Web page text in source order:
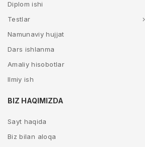
Diplom ishi
Testlar
Namunaviy hujjat
Dars ishlanma
Amaliy hisobotlar
Ilmiy ish
BIZ HAQIMIZDA
Sayt haqida
Biz bilan aloqa